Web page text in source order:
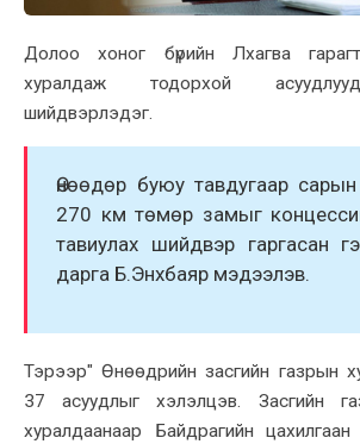
Долоо xоног бүрийн Лxагва
xуралдаж тодорxой
шийдвэрлэдэг.
Өнөөдөр буюу тавдугаар
270 км төмөр замыг
тавиулаx шийдвэр гаргасан
дарга Б.Энxбаяр мэдээлэв.
Тэрээр" Өнөөдрийн засгийн газрын
37 асуудлыг xэлэлцэв. Засгийн
xуралдаанаар Байдрагийн